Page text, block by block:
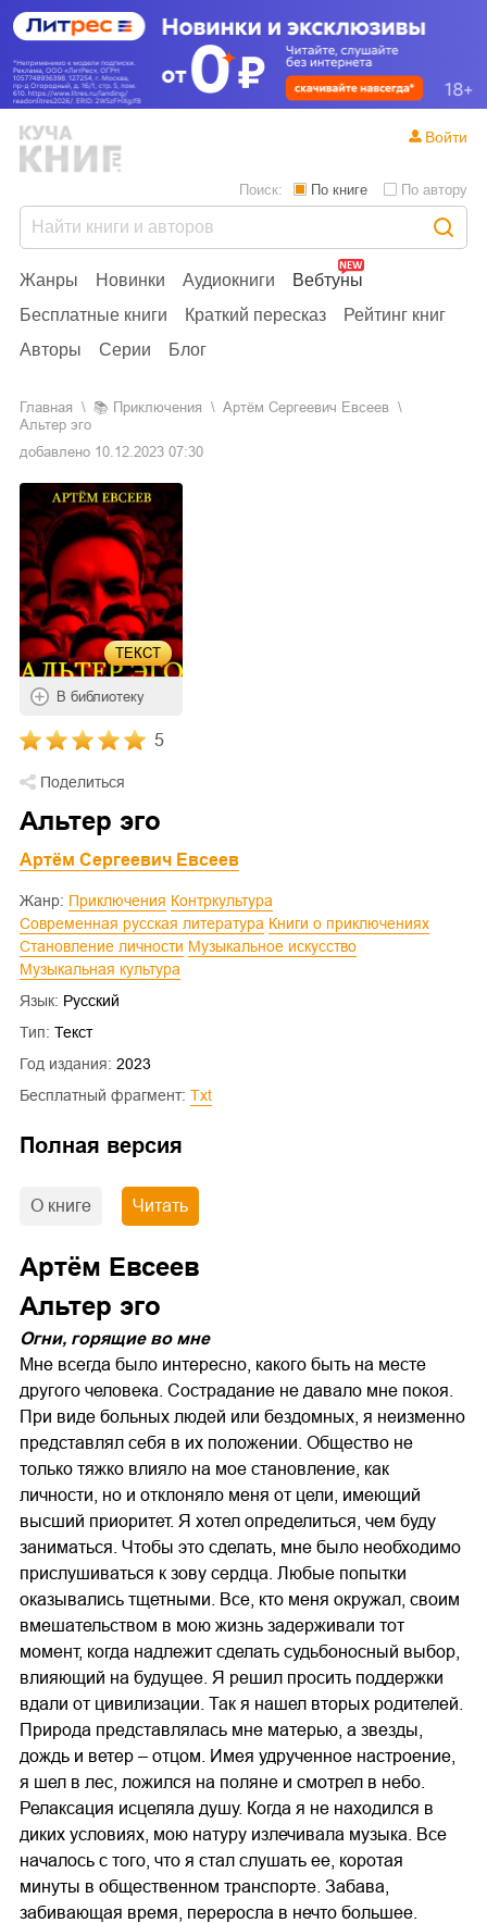
Жанры Новинки Аудиокниги
Вебтуны
Бесплатные книги
Краткий пересказ
Рейтинг книг
Авторы
Серии Блог
Поиск: По книге По автору
Войти
Главная 📚 приключения
Артём Сергеевич Евсеев
Альтер эго
добавлено 10.12.2023 07:30
ТЕКСТ
В библиотеку
5
Поделиться
Альтер эго
Артём Сергеевич Евсеев
Жанр: Приключения
Контркультура
Современная русская литература
Книги о приключениях
Становление личности
Музыкальное искусство
Музыкальная культура
Язык: Русский
Тип: Текст
Год издания: 2023
Бесплатный фрагмент:
txt
Полная версия
О книге Читать
Артём Евсеев
Альтер эго
Огни, горящие во мне
Мне всегда было интересно, какого быть на месте
другого человека. Сострадание не давало мне покоя.
При виде больных людей или бездомных, я неизменно
представлял себя в их положении. Общество не
только тяжко влияло на мое становление, как
личности, но и отклоняло меня от цели, имеющий
высший приоритет. Я хотел определиться, чем буду
заниматься. Чтобы это сделать, мне было необходимо
прислушиваться к зову сердца. Любые попытки
оказывались тщетными. Все, кто меня окружал, своим
вмешательством в мою жизнь задерживали тот
момент, когда надлежит сделать судьбоносный выбор,
влияющий на будущее. Я решил просить поддержки
вдали от цивилизации. Так я нашел вторых родителей.
Природа представлялась мне матерью, а звезды,
дождь и ветер – отцом. Имея удрученное настроение,
я шел в лес, ложился на поляне и смотрел в небо.
Релаксация исцеляла душу. Когда я не находился в
диких условиях, мою натуру излечивала музыка. Все
началось с того, что я стал слушать ее, коротая
минуты в общественном транспорте. Забава,
забивающая время, переросла в нечто большее.